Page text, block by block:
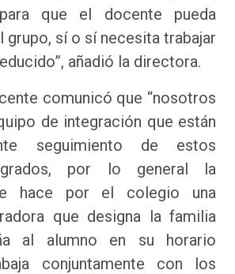
que el docente pueda
grupo, sí o sí necesita trabajar
añadió la directora.
comunicó que “nosotros
de integración que están
seguimiento de estos
por lo general la
hace por el colegio una
que designa la familia
al alumno en su horario
conjuntamente con los